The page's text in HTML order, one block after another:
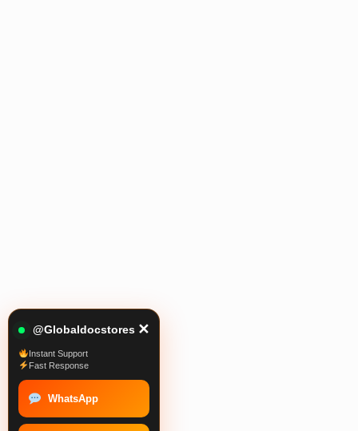
@Globaldocstores ✕
Instant Support
Fast Response
WhatsApp